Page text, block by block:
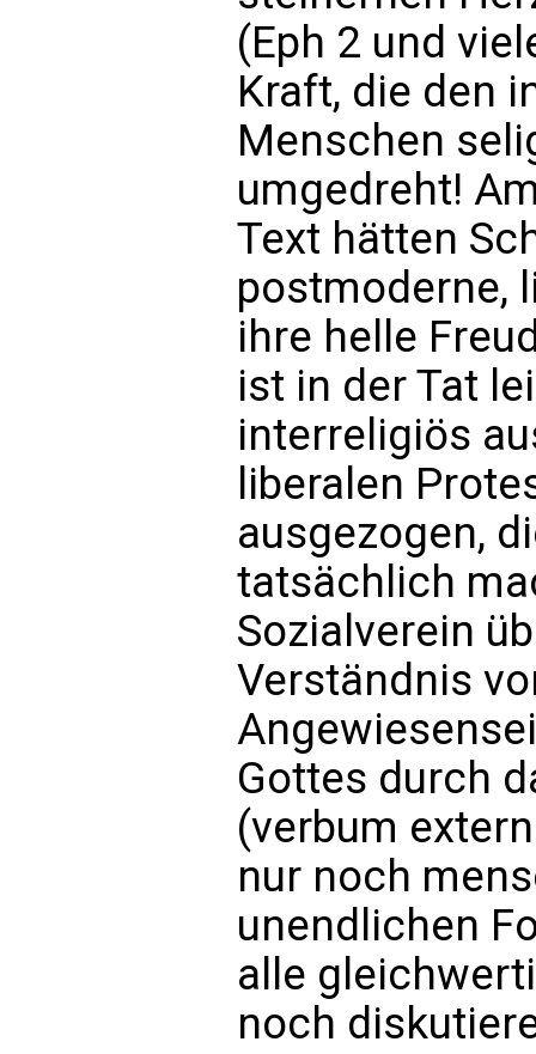
(Eph 2 und
Kraft, die den
Menschen
umgedreht!
Text hätten
postmoderne,
ihre helle
ist in der Tat
interreligiös
liberalen
ausgezogen,
tatsächlich
Sozialverein
Verständnis
Gottes durch
(verbum
nur noch
unendlichen
alle
noch